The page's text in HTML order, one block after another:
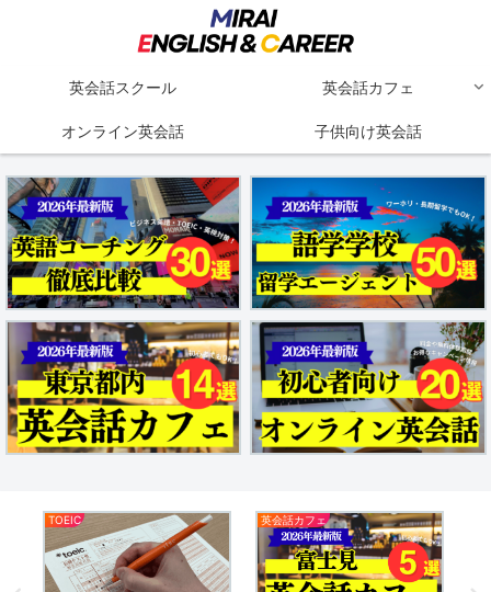
英会話スクール 英会話カフェ
オンライン英会話 子供向け英会話
英会話スクールまとめ 英会話カフェ